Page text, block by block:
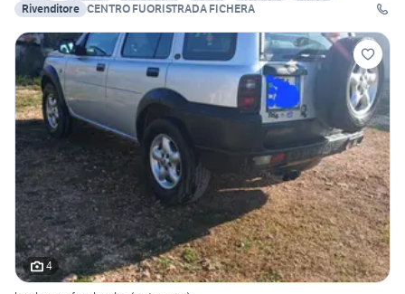
Rivenditore CENTRO FUORISTRADA FICHERA
4